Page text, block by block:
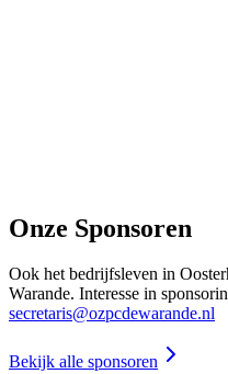
Onze Sponsoren
Ook het bedrijfsleven in
Warande. Interesse in
secretaris@ozpcdewarande.nl
Bekijk alle sponsoren